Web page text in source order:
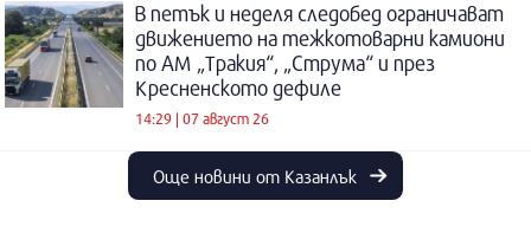
В петък и неделя следобед ограничават
движението на тежкотоварни камиони
по АМ „Тракия“, „Струма“ и през
Кресненското дефиле
14:29 | 07 август 26
Още новини от Казанлък